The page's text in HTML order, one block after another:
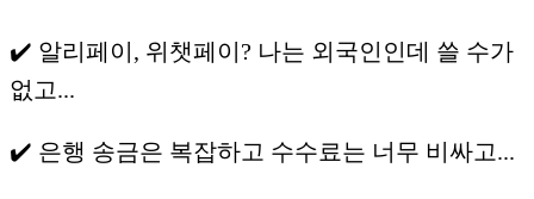
✔️ 알리페이, 위챗페이? 나는 외국인인데 쓸 수가
없고...
✔️ 은행 송금은 복잡하고 수수료는 너무 비싸고...